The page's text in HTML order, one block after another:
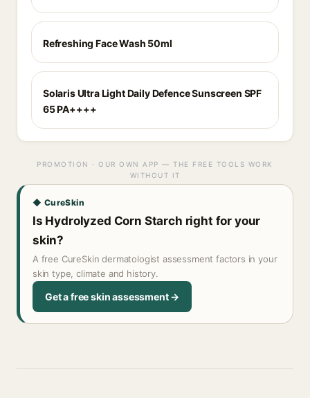
Refreshing Face Wash 50ml
Solaris Ultra Light Daily Defence Sunscreen SPF
65 PA++++
PROMOTION · OUR OWN APP — THE FREE TOOLS WORK
WITHOUT IT
◆ CureSkin
Is Hydrolyzed Corn Starch right for your
skin?
A free CureSkin dermatologist assessment factors in your
skin type, climate and history.
Get a free skin assessment →